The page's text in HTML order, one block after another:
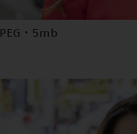
JPEG · 5mb